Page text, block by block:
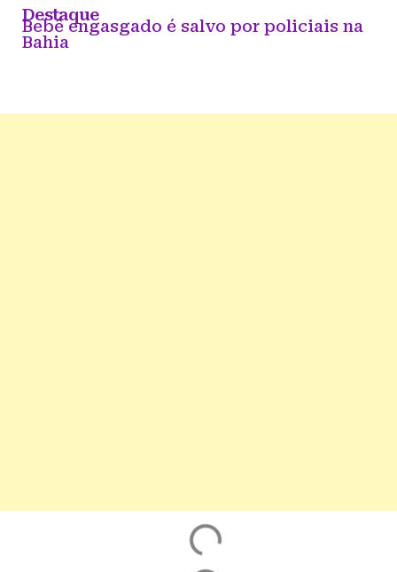
Destaque
Bebê engasgado é salvo por policiais na
Bahia